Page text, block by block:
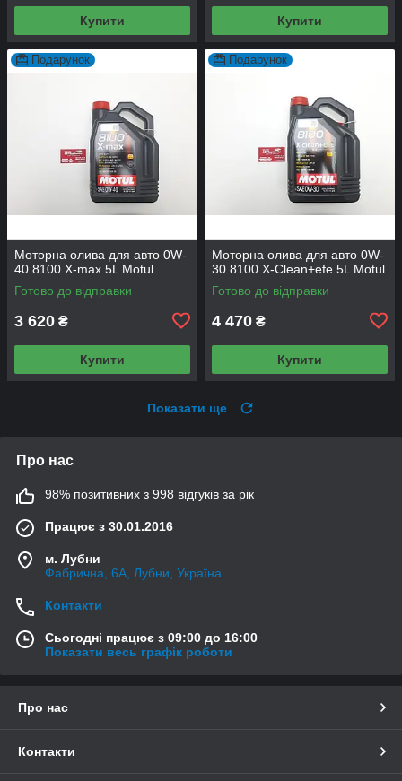
Купити Купити
Подарунок
Моторна олива для авто 0W-
40 8100 X-max 5L Motul
Готово до відправки
3 620 ₴
Купити
Подарунок
Моторна олива для авто 0W-
30 8100 X-Сlean+efe 5L Motul
Готово до відправки
4 470 ₴
Купити
Показати ще
Про нас
98% позитивних з 998 відгуків за рік
Працює з 30.01.2016
м. Лубни
Фабрична, 6А, Лубни, Україна
Контакти
Сьогодні працює з 09:00 до 16:00
Показати весь графік роботи
Про нас
Контакти